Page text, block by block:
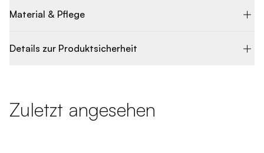
Material & Pflege
Details zur Produktsicherheit
Zuletzt angesehen